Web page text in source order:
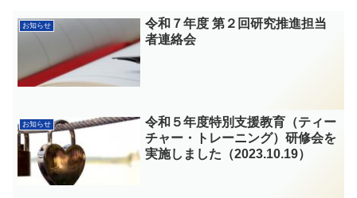
お知らせ
令和７年度 第２回研究推進担当
者連絡会
お知らせ
令和５年度特別支援教育（ティー
チャー・トレーニング）研修会を
実施しました（2023.10.19）